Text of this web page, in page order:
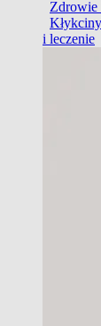
Zdrowie
i leczenie